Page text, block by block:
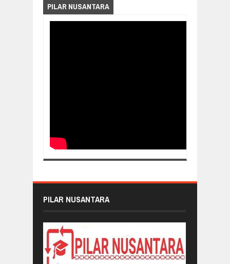
PILAR NUSANTARA
PILAR NUSANTARA